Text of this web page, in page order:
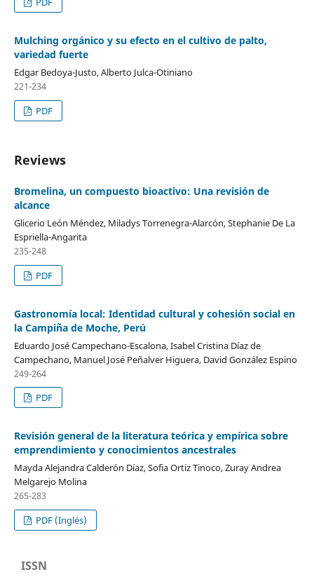
Mulching orgánico y su efecto en el cultivo de palto,
variedad fuerte
Edgar Bedoya-Justo, Alberto Julca-Otiniano
221-234
PDF
Reviews
Bromelina, un compuesto bioactivo: Una revisión de
alcance
Glicerio León Méndez, Miladys Torrenegra-Alarcón, Stephanie De La
Espriella-Angarita
235-248
PDF
Gastronomía local: Identidad cultural y cohesión social en
la Campiña de Moche, Perú
Eduardo José Campechano-Escalona, Isabel Cristina Díaz de
Campechano, Manuel José Peñalver Higuera, David González Espino
249-264
PDF
Revisión general de la literatura teórica y empírica sobre
emprendimiento y conocimientos ancestrales
Mayda Alejandra Calderón Díaz, Sofia Ortiz Tinoco, Zuray Andrea
Melgarejo Molina
265-283
PDF (Inglés)
ISSN